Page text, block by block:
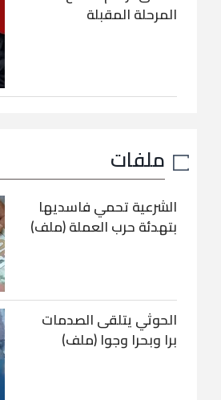
المرحلة المقبلة
ملفات
الشرعية تحمي فاسديها
بتهدئة حرب العملة (ملف)
الحوثي يتلقى الصدمات
برا وبحرا وجوا (ملف)